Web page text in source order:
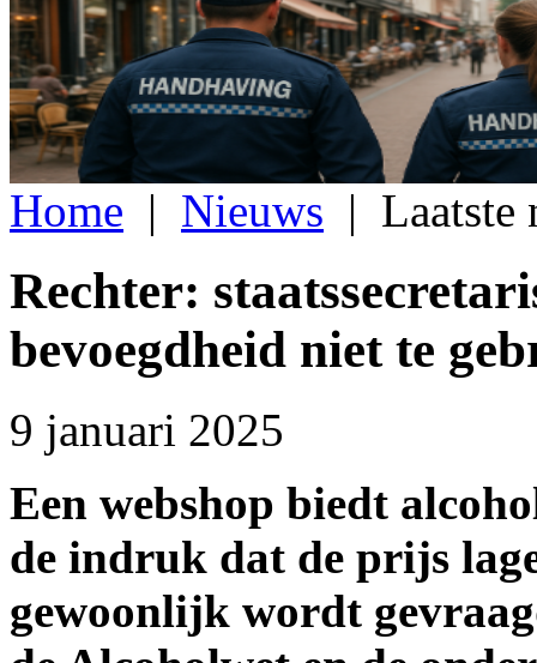
Home | Nieuws | Laatste
Rechter:
bevoegdheid niet te
9 januari 2025
Een webshop biedt
de indruk dat de prijs
gewoonlijk wordt